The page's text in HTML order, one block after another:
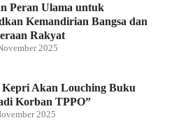
Peran Ulama untuk
Kemandirian Bangsa dan
Rakyat
2025
Kepri Akan Louching Buku
Korban TPPO”
2025